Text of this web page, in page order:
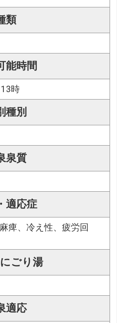
類
能時間
時
種別
泉質
適応症
痺、冷え性、疲労回
ごり湯
適応